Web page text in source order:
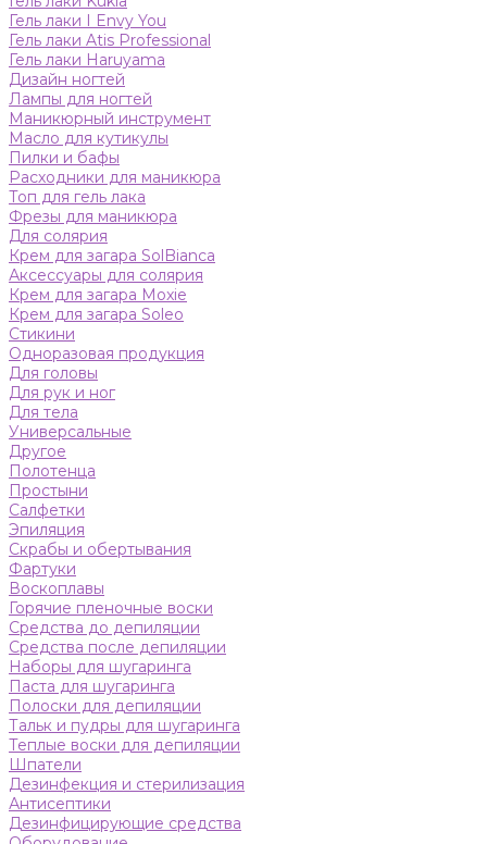
Гель лаки I Envy You
Гель лаки Atis Professional
Гель лаки Haruyama
Дизайн ногтей
Лампы для ногтей
Маникюрный инструмент
Масло для кутикулы
Пилки и бафы
Расходники для маникюра
Топ для гель лака
Фрезы для маникюра
Для солярия
Крем для загара SolBianca
Аксессуары для солярия
Крем для загара Moxie
Крем для загара Soleo
Стикини
Одноразовая продукция
Для головы
Для рук и ног
Для тела
Универсальные
Другое
Полотенца
Простыни
Салфетки
Эпиляция
Скрабы и обертывания
Фартуки
Воскоплавы
Горячие пленочные воски
Средства до депиляции
Средства после депиляции
Наборы для шугаринга
Паста для шугаринга
Полоски для депиляции
Тальк и пудры для шугаринга
Теплые воски для депиляции
Шпатели
Дезинфекция и стерилизация
Антисептики
Дезинфицирующие средства